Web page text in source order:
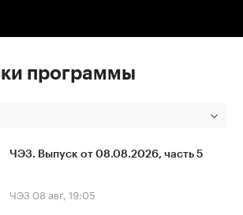
программы
ЧЭЗ. Выпуск от 08.08.2026, часть 5
ЧЭЗ 08 авг, 19:05